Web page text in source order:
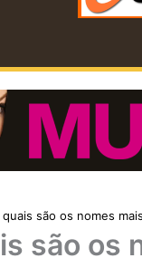
quais são os nomes
são os